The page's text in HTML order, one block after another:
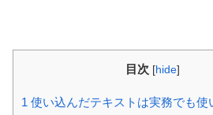
目次 [hide]
1 使い込んだテキストは実務でも使